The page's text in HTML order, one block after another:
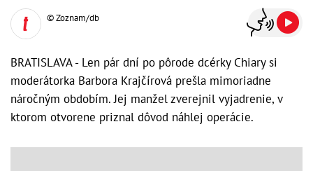
© Zoznam/db
BRATISLAVA - Len pár dní po pôrode dcérky Chiary si
moderátorka Barbora Krajčírová prešla mimoriadne
náročným obdobím. Jej manžel zverejnil vyjadrenie, v
ktorom otvorene priznal dôvod náhlej operácie.